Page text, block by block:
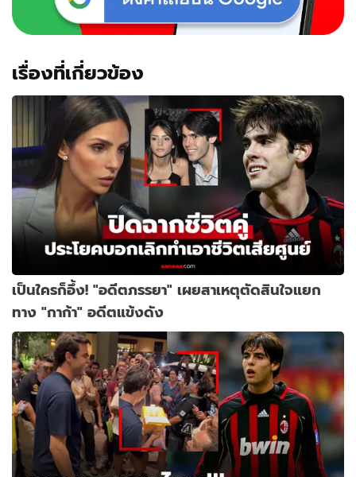
เรื่องที่เกี่ยวข้อง
เป็นใครก็อึ้ง! "อดีตภรรยา" เผยสาเหตุตัดสินใจแยก
ทาง "กาก้า" อดีตแข้งดัง